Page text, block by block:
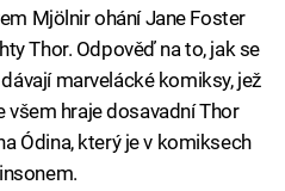
Mjölnir ohání Jane Foster
Thor. Odpověď na to, jak se
marvelácké komiksy, jež
všem hraje dosavadní Thor
Ódina, který je v komiksech